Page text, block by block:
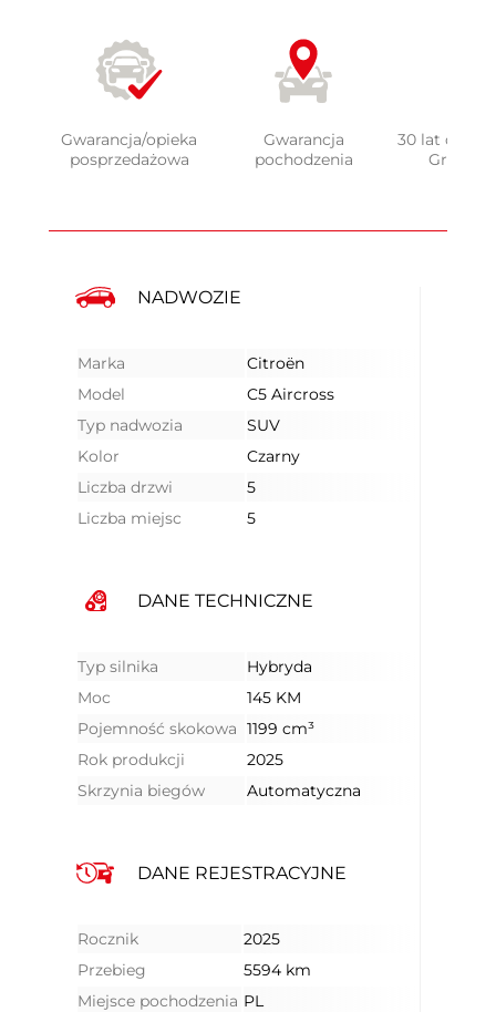
Gwarancja/opieka
posprzedażowa
Gwarancja
pochodzenia
30 lat
Grupy
NADWOZIE
Marka
Citroën
Model
C5 Aircross
Typ nadwozia
SUV
Kolor
Czarny
Liczba drzwi
5
Liczba miejsc
5
DANE TECHNICZNE
Typ silnika
Hybryda
Moc
145 KM
Pojemność skokowa 1199 cm³
Rok produkcji
2025
Skrzynia biegów
Automatyczna
DANE REJESTRACYJNE
Rocznik
2025
Przebieg
5594 km
Miejsce pochodzenia PL